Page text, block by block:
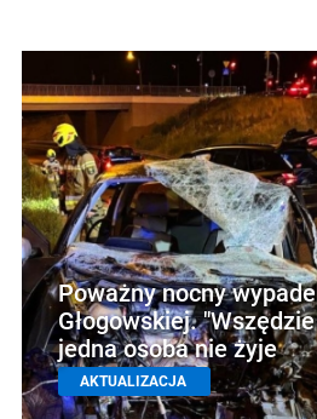
Poważny nocny
Głogowskiej.
jedna osoba nie żyje
AKTUALIZACJA